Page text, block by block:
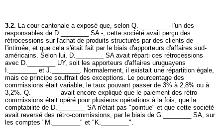
3.2. La cour cantonale a exposé que, selon Q.________ - l'un des
responsables de D.________ SA -, cette société avait perçu des
rétrocessions sur l'achat de produits structurés par des clients de
l'intimée, et que cela s'était fait par le biais d'apporteurs d'affaires sud-
américains. Selon lui, D.________ SA avait réparti ces rétrocessions
avec D.________ UY, soit les apporteurs d'affaires uruguayens
I.________ et J.________. Normalement, il existait une répartition égale,
mais ce principe souffrait des exceptions. Le pourcentage des
commissions était variable, le taux pouvant passer de 3% à 2,8% ou à
3,2%. Q.________ avait encore expliqué que le paiement des rétro-
commissions était opéré pour plusieurs opérations à la fois, que la
comptabilité de D.________ SA n'était pas "pointue" et que cette société
avait reversé des rétro-commissions, par le biais de G.________ SA, sur
les comptes "M.________" et "K.________".